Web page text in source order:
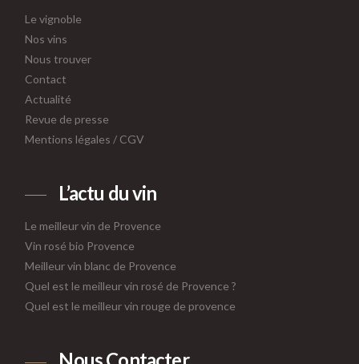
Le vignoble
Nos vins
Nous trouver
Contact
Actualité
Revue de presse
Mentions légales / CGV
L’actu du vin
Le meilleur vin de Provence
Vin rosé bio Provence
Meilleur vin blanc de Provence
Quel est le meilleur vin rosé de Provence ?
Quel est le meilleur vin rouge de provence